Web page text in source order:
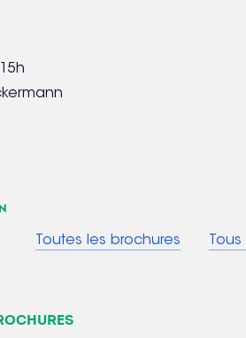
Toutes les brochures